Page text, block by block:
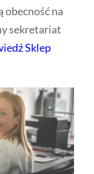
obecność na
sekretariat
Sklep